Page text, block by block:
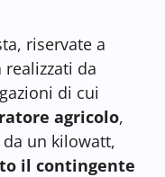
riservate a
da
di cui
agricolo,
un kilowatt,
il contingente